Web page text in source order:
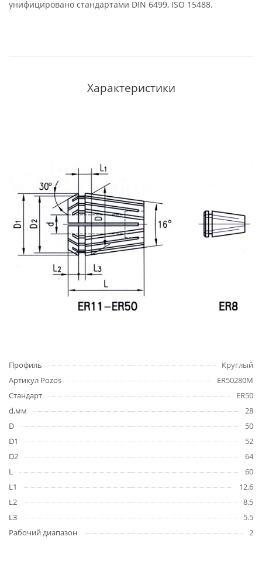
унифицировано стандартами DIN 6499, ISO 15488.
Характеристики
Профиль
Круглый
Артикул Pozos
ER50280M
Стандарт
ER50
d,мм
28
D
50
D1
52
D2
64
L
60
L1
12.6
L2
8.5
L3
5.5
Рабочий диапазон
2